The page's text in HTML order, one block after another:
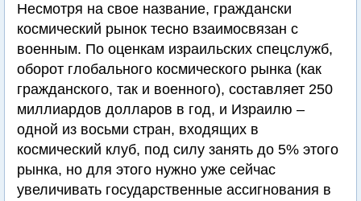
Несмотря на свое название, граждански
космический рынок тесно взаимосвязан с
военным. По оценкам израильских спецслужб,
оборот глобального космического рынка (как
гражданского, так и военного), составляет 250
миллиардов долларов в год, и Израилю –
одной из восьми стран, входящих в
космический клуб, под силу занять до 5% этого
рынка, но для этого нужно уже сейчас
увеличивать государственные ассигнования в